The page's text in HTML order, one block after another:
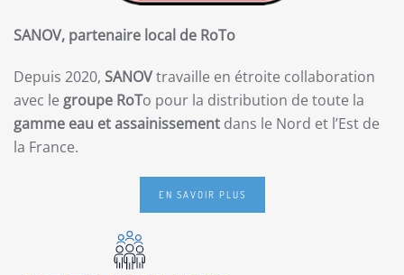
SANOV, partenaire local de RoTo
Depuis 2020, SANOVtravaille en étroite collaboration
avec le groupe RoTo pour la distribution de toute la
gamme eau et assainissement dans le Nord et l’Est de
la France.
EN SAVOIR PLUS